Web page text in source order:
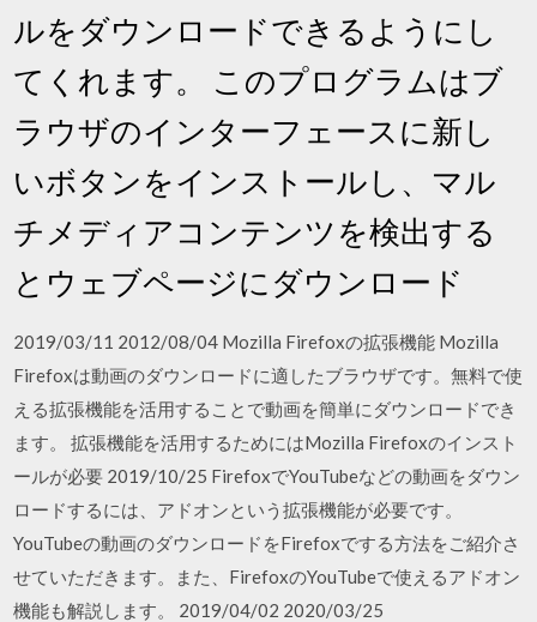
ルをダウンロードできるようにし
てくれます。 このプログラムはブ
ラウザのインターフェースに新し
いボタンをインストールし、マル
チメディアコンテンツを検出する
とウェブページにダウンロード
2019/03/11 2012/08/04 Mozilla Firefoxの拡張機能 Mozilla
Firefoxは動画のダウンロードに適したブラウザです。無料で使
える拡張機能を活用することで動画を簡単にダウンロードでき
ます。 拡張機能を活用するためにはMozilla Firefoxのインスト
ールが必要 2019/10/25 FirefoxでYouTubeなどの動画をダウン
ロードするには、アドオンという拡張機能が必要です。
YouTubeの動画のダウンロードをFirefoxでする方法をご紹介さ
せていただきます。また、FirefoxのYouTubeで使えるアドオン
機能も解説します。 2019/04/02 2020/03/25